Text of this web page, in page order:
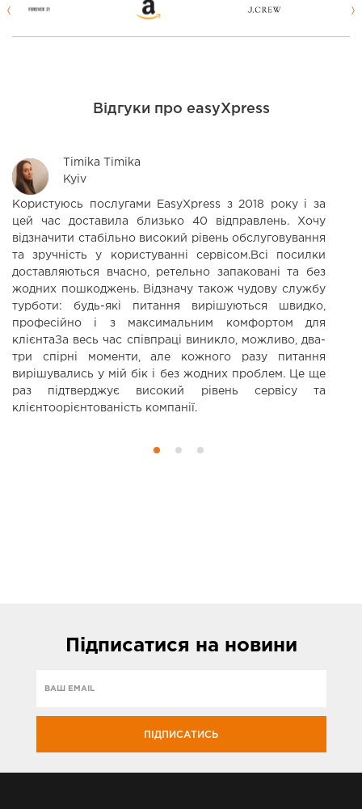
Відгуки про easyXpress
Timika Timika
Kyiv
Користуюсь послугами EasyXpress з 2018 року і за
цей час доставила близько 40 відправлень. Хочу
відзначити стабільно високий рівень обслуговування
та зручність у користуванні сервісом.Всі посилки
доставляються вчасно, ретельно запаковані та без
жодних пошкоджень. Відзначу також чудову службу
турботи: будь-які питання вирішуються швидко,
професійно і з максимальним комфортом для
клієнтаЗа весь час співпраці виникло, можливо, два-
три спірні моменти, але кожного разу питання
вирішувались у мій бік і без жодних проблем. Це ще
раз підтверджує високий рівень сервісу та
клієнтоорієнтованість компанії.
Підписатися на новини
ПІДПИСАТИСЬ